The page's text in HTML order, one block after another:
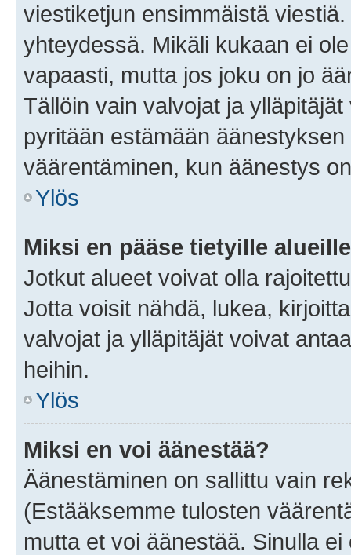
viestiketjun ensimmäistä
yhteydessä. Mikäli kukaan ei
vapaasti, mutta jos joku on jo
Tällöin vain valvojat ja
pyritään estämään
väärentäminen, kun äänestys
Ylös
Miksi en pääse tietyille
Jotkut alueet voivat olla
Jotta voisit nähdä, lukea,
valvojat ja ylläpitäjät voivat
heihin.
Ylös
Miksi en voi äänestää?
Äänestäminen on sallittu vain
(Estääksemme tulosten
mutta et voi äänestää. Sinulla